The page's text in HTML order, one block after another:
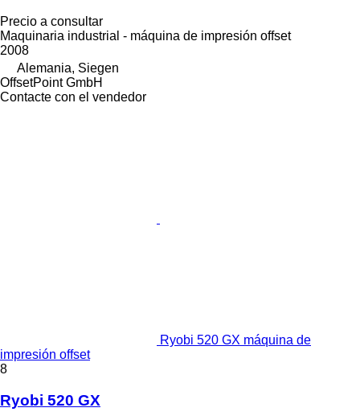
Precio a consultar
Maquinaria industrial - máquina de impresión offset
2008
Alemania, Siegen
OffsetPoint GmbH
Contacte con el vendedor
Ryobi 520 GX máquina de
impresión offset
8
Ryobi 520 GX